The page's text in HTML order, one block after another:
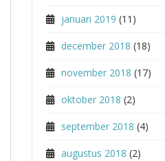
januari 2019 (11)
december 2018 (18)
november 2018 (17)
oktober 2018 (2)
september 2018 (4)
augustus 2018 (2)